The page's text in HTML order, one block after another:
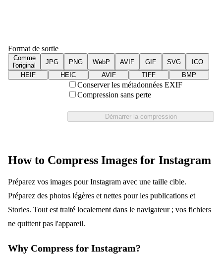
Format de sortie
Comme
l'original
JPG PNG WebP AVIF GIF SVG
ICO
HEIF
HEIC AVIF TIFF BMP
Conserver les métadonnées EXIF
Compression sans perte
Démarrer la compression
How to Compress Images for Instagram
Préparez vos images pour Instagram avec une taille cible.
Préparez des photos légères et nettes pour les publications et
Stories. Tout est traité localement dans le navigateur ; vos fichiers
ne quittent pas l'appareil.
Why Compress for Instagram?